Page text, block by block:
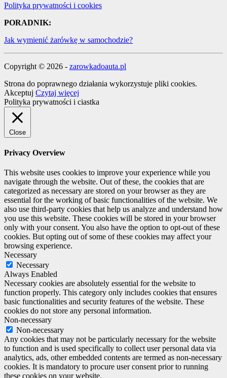
Polityka prywatności i cookies
PORADNIK:
Jak wymienić żarówkę w samochodzie?
Copyright © 2026 - zarowkadoauta.pl
Strona do poprawnego działania wykorzystuje pliki cookies.
Akceptuj Czytaj więcej
Polityka prywatności i ciastka
Close
Privacy Overview
This website uses cookies to improve your experience while you
navigate through the website. Out of these, the cookies that are
categorized as necessary are stored on your browser as they are
essential for the working of basic functionalities of the website. We
also use third-party cookies that help us analyze and understand how
you use this website. These cookies will be stored in your browser
only with your consent. You also have the option to opt-out of these
cookies. But opting out of some of these cookies may affect your
browsing experience.
Necessary
Necessary
Always Enabled
Necessary cookies are absolutely essential for the website to
function properly. This category only includes cookies that ensures
basic functionalities and security features of the website. These
cookies do not store any personal information.
Non-necessary
Non-necessary
Any cookies that may not be particularly necessary for the website
to function and is used specifically to collect user personal data via
analytics, ads, other embedded contents are termed as non-necessary
cookies. It is mandatory to procure user consent prior to running
these cookies on your website.